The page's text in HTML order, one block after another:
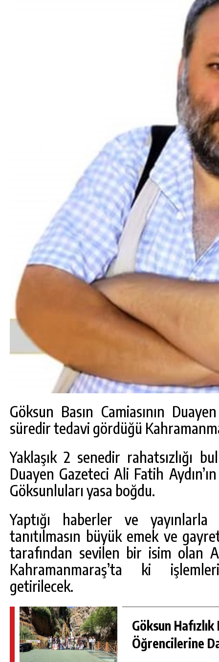
Göksun Basın Camiasının
süredir tedavi gördüğü
Yaklaşık 2 senedir rahatsızlığı
Duayen Gazeteci Ali Fatih
Göksunluları yasa boğdu.
Yaptığı haberler ve yayınlarla
tanıtılmasın büyük emek ve
tarafından sevilen bir isim olan
Kahramanmaraş’ta ki
getirilecek.
Göksun Hafızlık
Öğrencilerine
GÜNLÜK HABER AKIŞI
GÖKSUN HAFIZLIK KIZ KUR’AN KURSU
ÖĞRENCILERINE DARENDE GEZISI.